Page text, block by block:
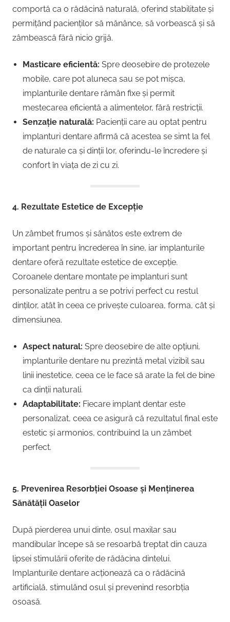
comportă ca o rădăcină naturală, oferind stabilitate și
permițând pacienților să mănânce, să vorbească și să
zâmbească fără nicio grijă.
Masticare eficientă: Spre deosebire de protezele
mobile, care pot aluneca sau se pot mișca,
implanturile dentare rămân fixe și permit
mestecarea eficientă a alimentelor, fără restricții.
Senzație naturală: Pacienții care au optat pentru
implanturi dentare afirmă că acestea se simt la fel
de naturale ca și dinții lor, oferindu-le încredere și
confort în viața de zi cu zi.
4. Rezultate Estetice de Excepție
Un zâmbet frumos și sănătos este extrem de
important pentru încrederea în sine, iar implanturile
dentare oferă rezultate estetice de excepție.
Coroanele dentare montate pe implanturi sunt
personalizate pentru a se potrivi perfect cu restul
dinților, atât în ceea ce privește culoarea, forma, cât și
dimensiunea.
Aspect natural: Spre deosebire de alte opțiuni,
implanturile dentare nu prezintă metal vizibil sau
linii inestetice, ceea ce le face să arate la fel de bine
ca dinții naturali.
Adaptabilitate: Fiecare implant dentar este
personalizat, ceea ce asigură că rezultatul final este
estetic și armonios, contribuind la un zâmbet
perfect.
5. Prevenirea Resorbției Osoase și Menținerea
Sănătății Oaselor
După pierderea unui dinte, osul maxilar sau
mandibular începe să se resoarbă treptat din cauza
lipsei stimulării oferite de rădăcina dintelui.
Implanturile dentare acționează ca o rădăcină
artificială, stimulând osul și prevenind resorbția
osoasă.